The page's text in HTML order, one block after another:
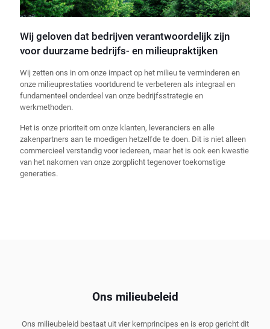
Wij geloven dat bedrijven verantwoordelijk zijn
voor duurzame bedrijfs- en milieupraktijken
Wij zetten ons in om onze impact op het milieu te verminderen en
onze milieuprestaties voortdurend te verbeteren als integraal en
fundamenteel onderdeel van onze bedrijfsstrategie en
werkmethoden.
Het is onze prioriteit om onze klanten, leveranciers en alle
zakenpartners aan te moedigen hetzelfde te doen. Dit is niet alleen
commercieel verstandig voor iedereen, maar het is ook een kwestie
van het nakomen van onze zorgplicht tegenover toekomstige
generaties.
Ons milieubeleid
Ons milieubeleid bestaat uit vier kernprincipes en is erop gericht dit